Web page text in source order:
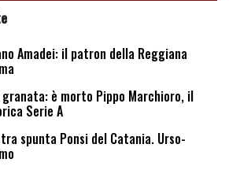
Amadei: il patron della Reggiana
è morto Pippo Marchioro, il
Serie A
spunta Ponsi del Catania. Urso-